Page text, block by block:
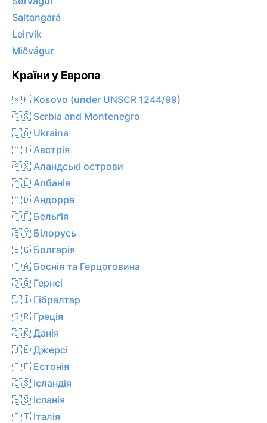
Saltangará
Leirvík
Miðvágur
Країни у Европа
🇽🇰 Kosovo (under UNSCR 1244/99)
🇷🇸 Serbia and Montenegro
🇺🇦 Ukraina
🇦🇹 Австрія
🇦🇽 Аландські острови
🇦🇱 Албанія
🇦🇩 Андорра
🇧🇪 Бельґія
🇧🇾 Білорусь
🇧🇬 Болгарія
🇧🇦 Боснія та Герцоговина
🇬🇬 Гернсі
🇬🇮 Гібралтар
🇬🇷 Греція
🇩🇰 Данія
🇯🇪 Джерсі
🇪🇪 Естонія
🇮🇸 Ісландія
🇪🇸 Іспанія
🇮🇹 Італія